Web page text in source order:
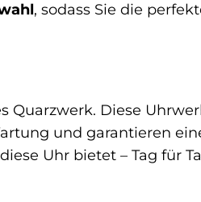
, sodass Sie die
Quarzwerk. Diese
und garantieren
Uhr bietet – Tag für